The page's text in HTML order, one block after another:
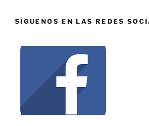
SÍGUENOS EN LAS REDES